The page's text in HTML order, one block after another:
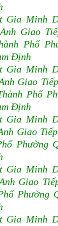
Gia Minh
Giao
Phố
Định
Gia Minh
Giao
Phố
Định
Gia Minh
Giao
Phường
Gia Minh
Giao
Phường
Gia Minh